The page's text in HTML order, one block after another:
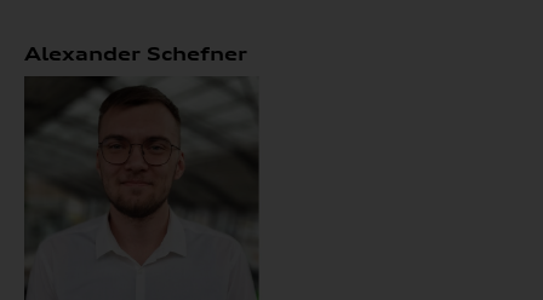
Alexander Schefner